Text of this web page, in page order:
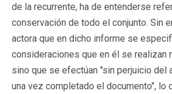
de la recurrente, ha de entenderse
conservación de todo el conjunto. Sin
actora que en dicho informe se
consideraciones que en él se realizan
sino que se efectúan "sin perjuicio del
una vez completado el documento", lo